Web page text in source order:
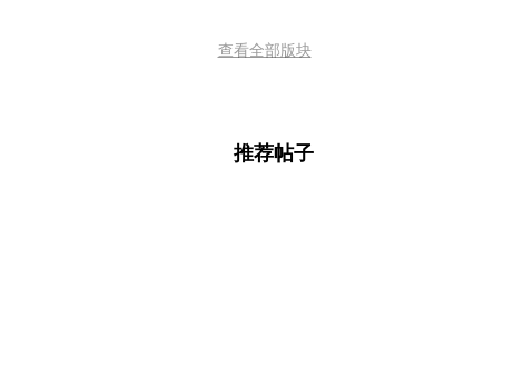
查看全部版块
推荐帖子